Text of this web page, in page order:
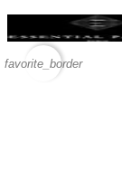
favorite_border